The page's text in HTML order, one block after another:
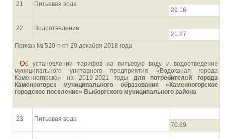
21
Питьевая вода
29.16
22
Водоотведение
21.27
Приказ № 520-п от 20 декабря 2018 года
Об установлении тарифов на питьевую воду и водоотведение
муниципального унитарного предприятия «Водоканал города
Каменногорска» на 2019-2021 годы для потребителей города
Каменногорск муниципального образования «Каменногорское
городское поселение» Выборгского муниципального района
23
Питьевая вода
70.69